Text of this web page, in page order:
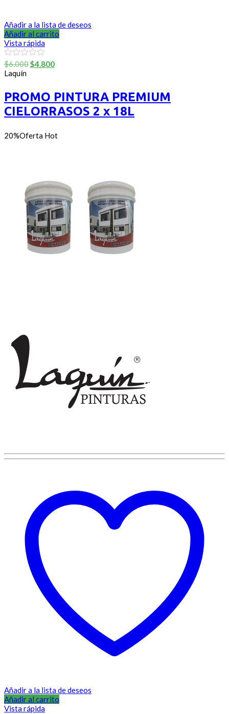
Añadir a la lista de deseos
Añadir al carrito
Vista rápida
0
out
of
$6.000El
era:
$6.000.
$4.800El
es:
$4.800.
Laquín
PROMO PINTURA PREMIUM
CIELORRASOS 2 x 18L
20%Oferta Hot
Añadir a la lista de deseos
Añadir al carrito
Vista rápida